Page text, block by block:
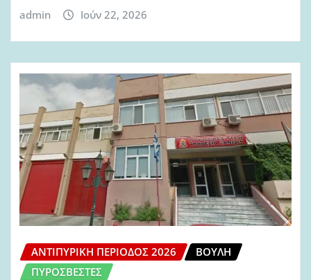
admin Ιούν 22, 2026
ΑΝΤΙΠΥΡΙΚΉ ΠΕΡΊΟΔΟΣ 2026
ΒΟΥΛΉ
ΠΥΡΟΣΒΈΣΤΕΣ